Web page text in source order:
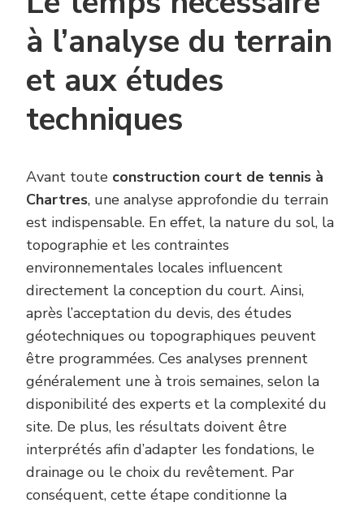
à l’analyse du terrain
et aux études
techniques
Avant toute construction court de tennis à
Chartres, une analyse approfondie du terrain
est indispensable. En effet, la nature du sol, la
topographie et les contraintes
environnementales locales influencent
directement la conception du court. Ainsi,
après l’acceptation du devis, des études
géotechniques ou topographiques peuvent
être programmées. Ces analyses prennent
généralement une à trois semaines, selon la
disponibilité des experts et la complexité du
site. De plus, les résultats doivent être
interprétés afin d’adapter les fondations, le
drainage ou le choix du revêtement. Par
conséquent, cette étape conditionne la